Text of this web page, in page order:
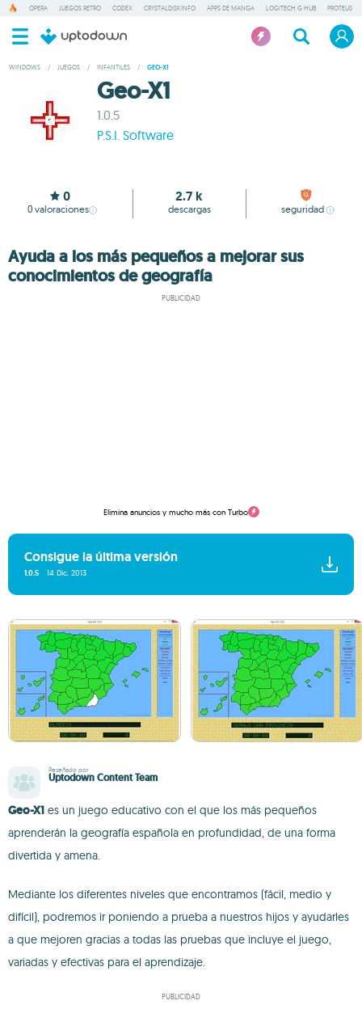
OPERA JUEGOS RETRO CODEX CRYSTALDISKINFO APPS DE MANGA LOGITECH G HUB PROTEUS
WINDOWS / JUEGOS / INFANTILES / GEO-X1
Geo-X1
1.0.5
P.S.I. Software
0
0 valoraciones
2.7 k
descargas seguridad
Ayuda a los más pequeños a mejorar sus
conocimientos de geografía
PUBLICIDAD
Elimina anuncios y mucho más con Turbo
Consigue la última versión
1.0.5 14 Dic. 2013
Reseñado por
Uptodown Content Team
Geo-X1 es un juego educativo con el que los más pequeños
aprenderán la geografía española en profundidad, de una forma
divertida y amena.
Mediante los diferentes niveles que encontramos (fácil, medio y
difícil), podremos ir poniendo a prueba a nuestros hijos y ayudarles
a que mejoren gracias a todas las pruebas que incluye el juego,
variadas y efectivas para el aprendizaje.
PUBLICIDAD